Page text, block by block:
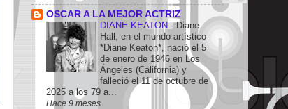
OSCAR A LA MEJOR ACTRIZ
DIANE KEATON-Diane
Hall, en el mundo artístico
*Diane Keaton*, nació el 5
de enero de 1946 en Los
Ángeles (California) y
falleció el 11 de octubre de
2025 a los 79 a...
Hace 9 meses